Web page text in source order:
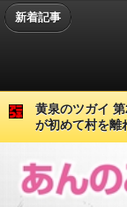
新着記事
黄泉のツガイ
が初めて村を離